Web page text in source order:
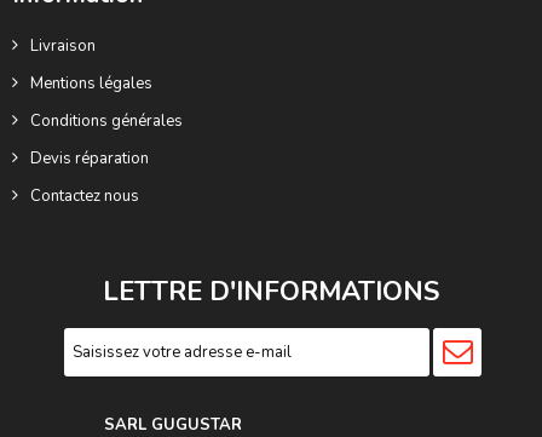
Livraison
Mentions légales
Conditions générales
Devis réparation
Contactez nous
LETTRE D'INFORMATIONS
SARL GUGUSTAR